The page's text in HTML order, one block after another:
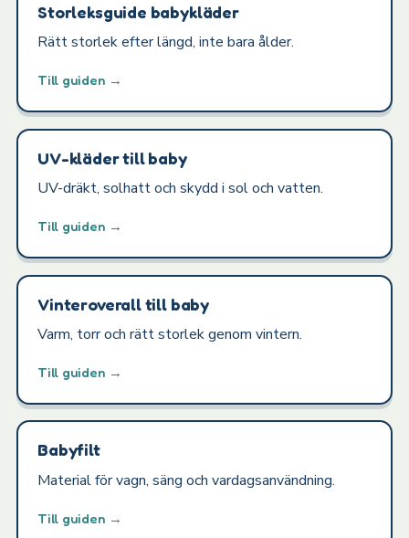
Storleksguide babykläder
Rätt storlek efter längd, inte bara ålder.
Till guiden →
UV-kläder till baby
UV-dräkt, solhatt och skydd i sol och vatten.
Till guiden →
Vinteroverall till baby
Varm, torr och rätt storlek genom vintern.
Till guiden →
Babyfilt
Material för vagn, säng och vardagsanvändning.
Till guiden →